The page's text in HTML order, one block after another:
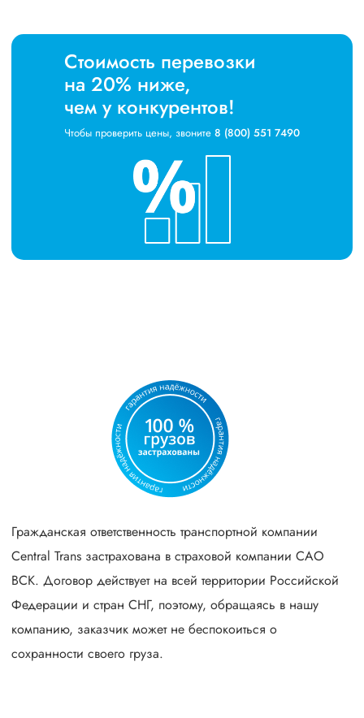
Стоимость перевозки
на 20% ниже,
чем у конкурентов!
Чтобы проверить цены, звоните 8 (800) 551 7490
Гражданская ответственность транспортной компании
Central Trans застрахована в страховой компании САО
ВСК. Договор действует на всей территории Российской
Федерации и стран СНГ, поэтому, обращаясь в нашу
компанию, заказчик может не беспокоиться о
сохранности своего груза.